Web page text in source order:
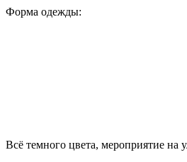
Форма одежды:
Всё темного цвета, мероприятие на